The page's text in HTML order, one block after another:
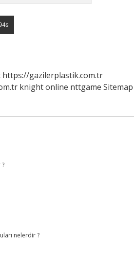
https://gazilerplastik.com.tr
knight online nttgame Sitemap
?
nelerdir ?